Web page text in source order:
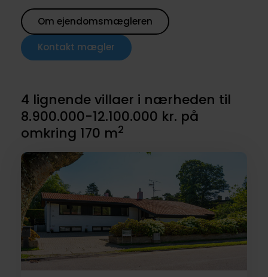
Om ejendomsmægleren
Kontakt mægler
4 lignende villaer i nærheden til
8.900.000-12.100.000 kr. på
omkring 170 m2